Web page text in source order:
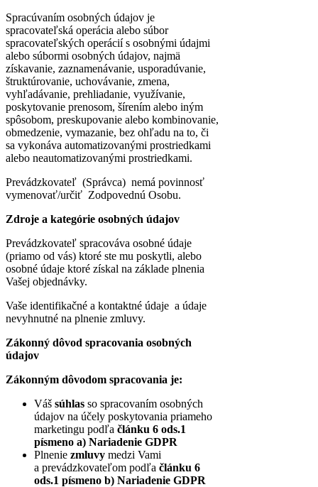
Spracúvaním osobných údajov je
spracovateľská operácia alebo súbor
spracovateľských operácií s osobnými údajmi
alebo súbormi osobných údajov, najmä
získavanie, zaznamenávanie, usporadúvanie,
štruktúrovanie, uchovávanie, zmena,
vyhľadávanie, prehliadanie, využívanie,
poskytovanie prenosom, šírením alebo iným
spôsobom, preskupovanie alebo kombinovanie,
obmedzenie, vymazanie, bez ohľadu na to, či
sa vykonáva automatizovanými prostriedkami
alebo neautomatizovanými prostriedkami.
Prevádzkovateľ (Správca) nemá povinnosť
vymenovať/určiť Zodpovednú Osobu.
Zdroje a kategórie osobných údajov
Prevádzkovateľ spracováva osobné údaje
(priamo od vás) ktoré ste mu poskytli, alebo
osobné údaje ktoré získal na základe plnenia
Vašej objednávky.
Vaše identifikačné a kontaktné údaje a údaje
nevyhnutné na plnenie zmluvy.
Zákonný dôvod spracovania osobných
údajov
Zákonným dôvodom spracovania je:
Váš súhlas so spracovaním osobných
údajov na účely poskytovania priameho
marketingu podľa článku 6 ods.1
písmeno a) Nariadenie GDPR
Plnenie zmluvy medzi Vami
a prevádzkovateľom podľa článku 6
ods.1 písmeno b) Nariadenie GDPR